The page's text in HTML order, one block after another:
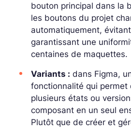
bouton principal dans la
les boutons du projet
automatiquement,
garantissant une
centaines de maquettes.
Variants : dans Figma,
fonctionnalité qui permet
plusieurs états ou
composant en un seul
Plutôt que de créer et